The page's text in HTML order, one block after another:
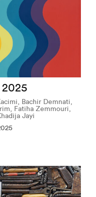
Bachir Demnati,
Fatiha Zemmouri,
Jayi